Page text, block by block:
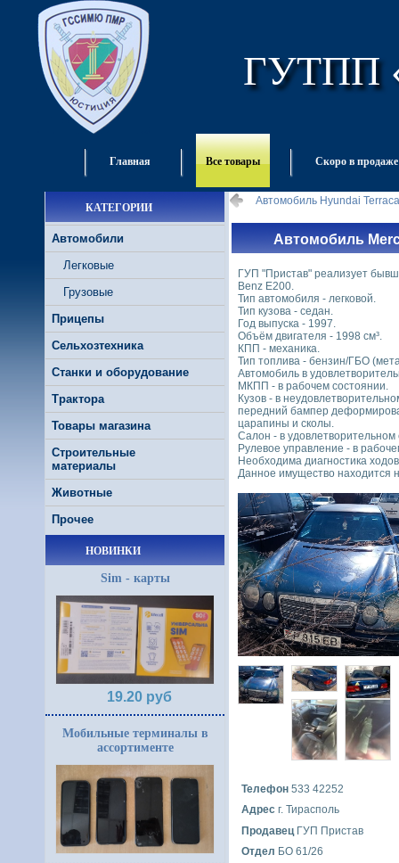
ГУТПП
Главная Все товары Скоро в продаже
КАТЕГОРИИ
Автомобили
Легковые
Грузовые
Прицепы
Сельхозтехника
Станки и оборудование
Трактора
Товары магазина
Строительные
материалы
Животные
Прочее
НОВИНКИ
Sim - карты
19.20 руб
Мобильные терминалы в
ассортименте
Автомобиль Hyundai
Автомобиль
ГУП "Пристав" реализует
Benz E200.
Тип автомобиля - легковой.
Тип кузова - седан.
Год выпуска - 1997.
Объём двигателя - 1998 см³.
КПП - механика.
Тип топлива - бензин/ГБО
Автомобиль в
МКПП - в рабочем состоянии.
Кузов - в
передний бампер
царапины и сколы.
Салон - в удовлетворительном
Рулевое управление - в
Необходима диагностика
Данное имущество находится
Телефон 533 42252
Адрес г. Тирасполь
Продавец ГУП Пристав
Отдел БО 61/26